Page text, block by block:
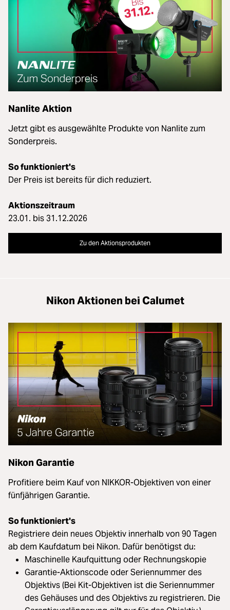
Nanlite Aktion
Jetzt gibt es ausgewählte Produkte von Nanlite zum
Sonderpreis.
So funktioniert's
Der Preis ist bereits für dich reduziert.
Aktionszeitraum
23.01. bis 31.12.2026
Zu den Aktionsprodukten
Nikon Aktionen bei Calumet
Nikon Garantie
Profitiere beim Kauf von NIKKOR-Objektiven von einer
fünfjährigen Garantie.
So funktioniert's
Registriere dein neues Objektiv innerhalb von 90 Tagen
ab dem Kaufdatum bei Nikon. Dafür benötigst du:
Maschinelle Kaufquittung oder Rechnungskopie
Garantie-Aktionscode oder Seriennummer des
Objektivs (Bei Kit-Objektiven ist die Seriennummer
des Gehäuses und des Objektivs zu registrieren. Die